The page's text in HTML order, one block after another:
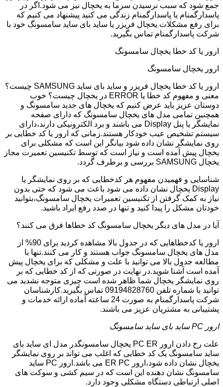
جمع شود که سبب نرسیدن سرما به یخچال نیز می شود.اگر در
پاسدارگمنام یا پاسدارگمنام زندگی می کنید پیشنهاد می کنیم که
برای رفع مشکلات یخچال فریزر یا ساید بای ساید سامسونگ خود با
شرکت پاسدارگمنام تماس بگیرید.
ارور یا کد خطا یخچال سامسونگ
ارور یخچال سامسونگ
ارور یا کد خطا یخچال فریزر و ساید بای ساید SAMSUNG چیست؟
معنی و مفهوم کد خطا یا ERROR در یخچال چیست؟ خوب
دوستان عزیز باید عرض کنیم که یخچال های جدید سامسونگ و
همچنین تمامی مدل های یخچال سامسونگ که دارای صفحه
نمایشگر یا پنل Display می باشند و برد الکترونیکی دارند،دارای
سیستم تشخیص عیب خودکار هستند.زمانی که ارور یا کد خطایی بر
روی نمایشگر نشان داده شود بیانگر این است که مشکلی برای
یخچال پیش آمده است و نیاز است که توسط تکنیسین تعمیرت مجاز
یخچال SAMSUNG بررسی و برطرف گردد.
شناسایی و فهمیدن مفهوم هر کدخطایی که بر روی نمایشگر یا
Display یخچال نشان داده می شود باعث می شود که حتی بدون
نیاز به کمک گرفتن از تکنیسین تعمیرات یخچال سامسونگ،بتوانید
خودتان مشکل را پیدا کنید و تنها در صدد رفع ایراد باشید.
آیا در مدل های دیگر یخچال سامسونگ کد خطاها فرق می کنند؟
ارور یا کدخطاهایی که در جدول بالا مشاهده کردید برای 90% از
مدل های یخچال سامسونگ جواب هستند و کار می کنند.تنها با
مطالعه جدول بالا می توانید با علت و مشکلی که برای یخچال پیش
آمده است آشنا شوید.در نهایت در صورتی که از کد خطایی که بر
روی نمایشگر یخچال شما ظاهر شده است چیزی متوجه نشدید می
توانید با شماره تلفن 09194828760 تماس بگیرید.کارشناسان
شرکت پاسدارگمنام به صورت 24 ساعته آماده ارائه خدمات و
پشتیبانی به مشتریان عزیز می باشند.
ارور PC ساید بای ساید سامسونگ
علت رخ دادن ارور PC ER یخچال سامسونگدر مدل ای ساید بای
ساید سامسونگ یک کد خطایی که اغلب می تواند بر روی نمایشگر
یخچال نشان داده شود،ارور ER PC می باشد.ارور PC ساید
سامسونگ نشان دهنده این است که در سیم کشی و سوکت های
اصلی ارتباطی دستگاه مشکلی وجود دارد.